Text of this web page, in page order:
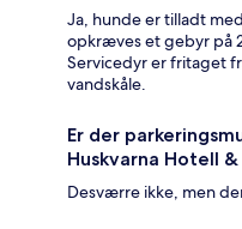
Ja, hunde er tilladt
opkræves et gebyr på
Servicedyr er fritaget
vandskåle.
Er der
Huskvarna Hotell
Desværre ikke, men